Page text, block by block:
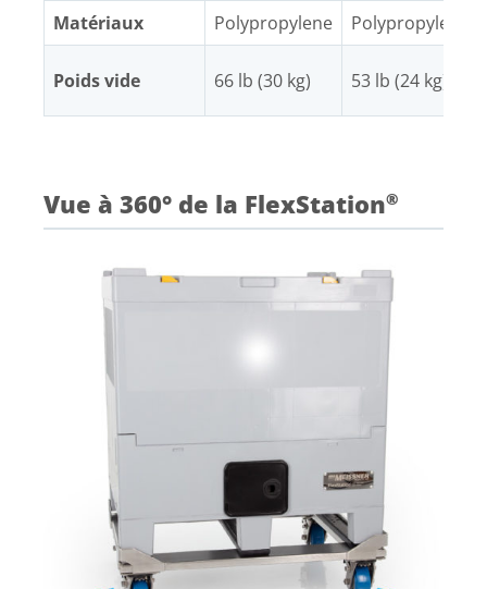
Matériaux Polypropylene Polypropylene
Poids vide 66 lb (30 kg) 53 lb (24 kg)
Vue à 360° de la FlexStation®